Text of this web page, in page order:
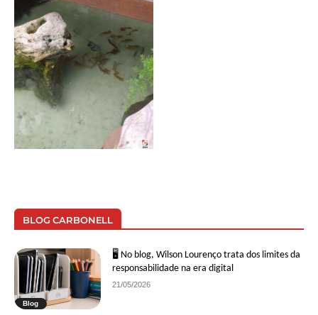
BLOG CARBONELL
Blog
🖥 No blog, Wilson Lourenço trata dos limites da
responsabilidade na era digital
21/05/2026